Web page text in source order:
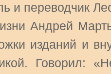
и переводчик
Андрей
изданий и
Говорил: